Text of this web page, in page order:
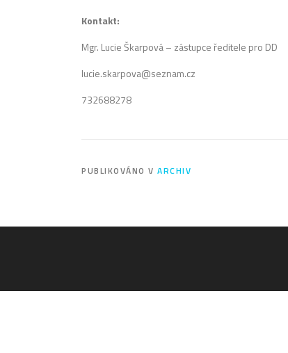
Kontakt:
Mgr. Lucie Škarpová – zástupce ředitele pro DD
lucie.skarpova@seznam.cz
732688278
PUBLIKOVÁNO V ARCHIV